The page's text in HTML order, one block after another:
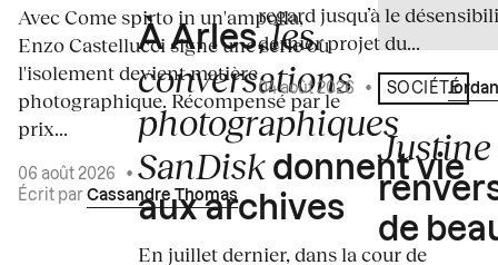
Avec Come spirto in un'ampolla,
Enzo Castellucci signe une série où
l'isolement devient matière
photographique. Récompensé par le
prix...
06 août 2026
•
Écrit par Cassandre Thomas
À Arles,les
conversations
photographiques
SanDisk donnent vie
aux archives
En juillet dernier, dans la cour de
regard jusqu’à le
dernier projet du...
04 août 2026 • Écrit par
SOCIÉTÉ
de